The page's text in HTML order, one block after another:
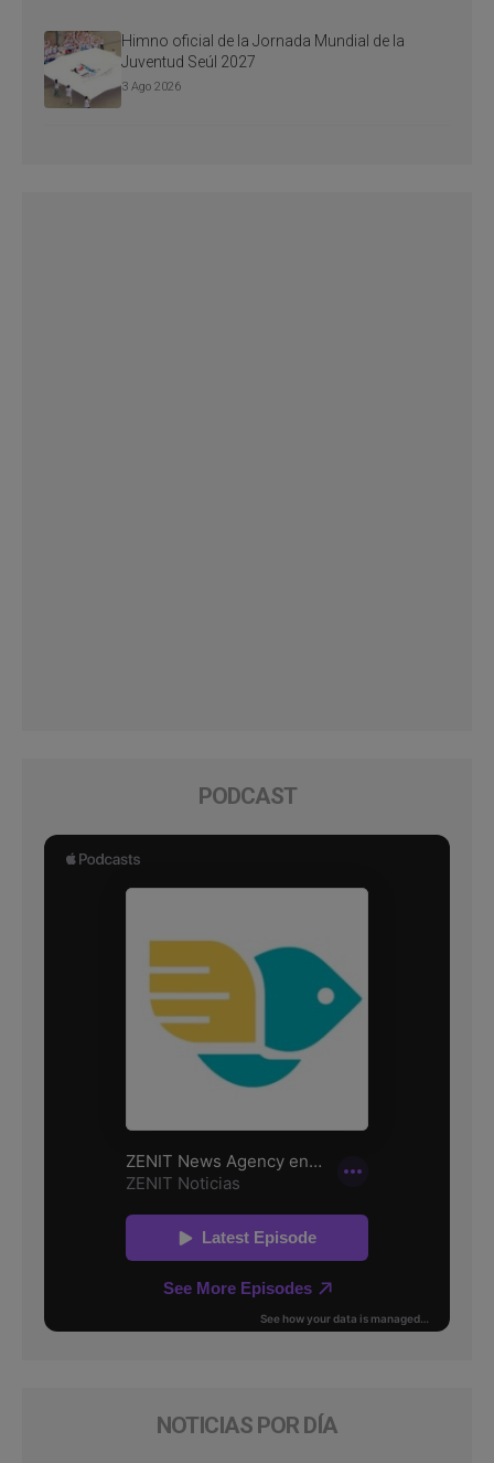
Himno oficial de la Jornada Mundial de la
Juventud Seúl 2027
3 Ago 2026
PODCAST
NOTICIAS POR DÍA